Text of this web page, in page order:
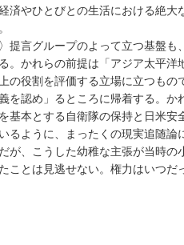
済やひとびとの生活における絶大
言グループのよって立つ基盤も
。かれらの前提は「アジア太平洋
の役割を評価する立場に立つもの
を認め」るところに帰着する。か
基本とする自衛隊の保持と日米安
ように、まったくの現実追随論
が、こうした幼稚な主張が当時の
ことは見逃せない。権力はいつだ